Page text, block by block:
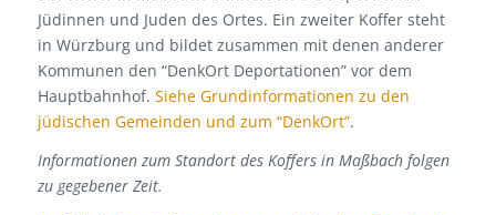
Jüdinnen und Juden des Ortes. Ein zweiter Koffer steht
in Würzburg und bildet zusammen mit denen anderer
Kommunen den “DenkOrt Deportationen” vor dem
Hauptbahnhof. Siehe Grundinformationen zu den
jüdischen Gemeinden und zum “DenkOrt”.
Informationen zum Standort des Koffers in Maßbach folgen
zu gegebener Zeit.